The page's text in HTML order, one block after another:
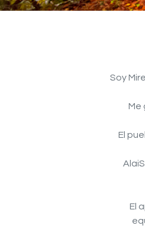
Soy
Me
El
El